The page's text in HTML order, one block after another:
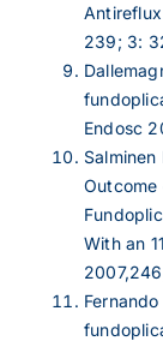
239; 3:
Endosc
Outcome
With an